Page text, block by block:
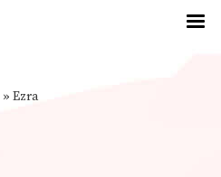
» Ezra